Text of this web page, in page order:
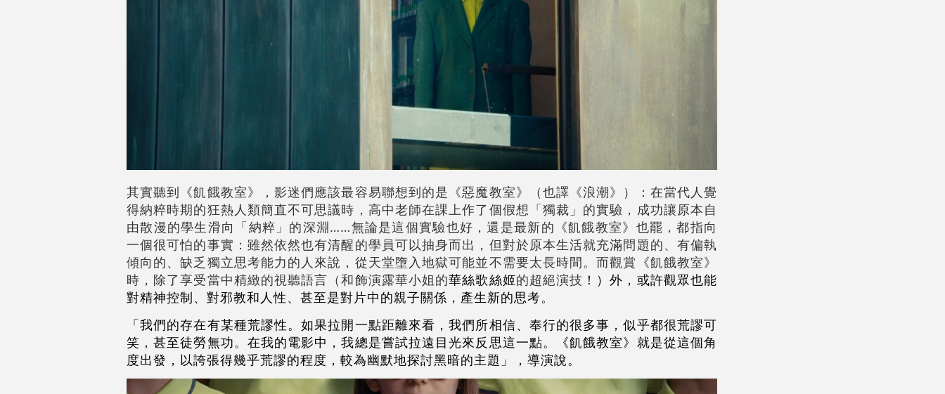
其實聽到《飢餓教室》，影迷們應該最容易聯想到的是《惡魔教室》（也譯《浪潮》）：在當代人覺
得納粹時期的狂熱人類簡直不可思議時，高中老師在課上作了個假想「獨裁」的實驗，成功讓原本自
由散漫的學生滑向「納粹」的深淵……無論是這個實驗也好，還是最新的《飢餓教室》也罷，都指向
一個很可怕的事實：雖然依然也有清醒的學員可以抽身而出，但對於原本生活就充滿問題的、有偏執
傾向的、缺乏獨立思考能力的人來說，從天堂墮入地獄可能並不需要太長時間。而觀賞《飢餓教室》
時，除了享受當中精緻的視聽語言（和飾演露華小姐的華絲歌絲姬的超絕演技 ！）外，或許觀眾也能
對精神控制、對邪教和人性、甚至是對片中的親子關係，產生新的思考。
「我們的存在有某種荒謬性。如果拉開一點距離來看，我們所相信、奉行的很多事，似乎都很荒謬可
笑，甚至徒勞無功。在我的電影中，我總是嘗試拉遠目光來反思這一點。《飢餓教室》就是從這個角
度出發，以誇張得幾乎荒謬的程度，較為幽默地探討黑暗的主題」，導演說。